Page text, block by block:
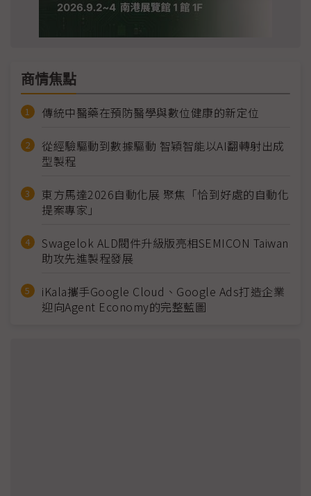
商情焦點
傳統中醫藥在預防醫學與數位健康的新定位
從經驗驅動到數據驅動 智穎智能以AI翻轉射出成
型製程
東方馬達2026自動化展 聚焦「恰到好處的自動化
提案專家」
Swagelok ALD閥件升級版亮相SEMICON Taiwan
助攻先進製程發展
iKala攜手Google Cloud、Google Ads打造企業
迎向Agent Economy的完整藍圖